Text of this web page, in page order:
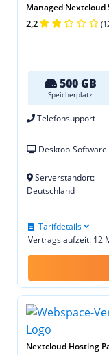
Managed Nextcloud
2,2
500 GB
Speicherplatz
Telefonsupport
Desktop-Software
Serverstandort:
Deutschland
Vertragslaufzeit: 12
Tarifdetails
Nextcloud Hosting